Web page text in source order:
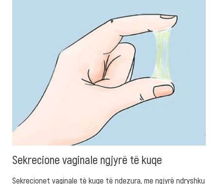
Sekrecione vaginale ngjyrë të kuqe
Sekrecionet vaginale të kuqe të ndezura, me ngjyrë ndryshku